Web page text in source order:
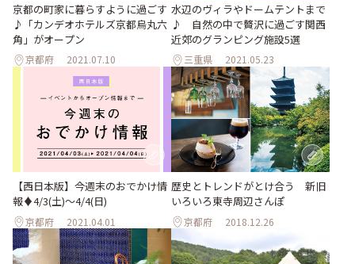
京都の町家に暮らすように過ごす
♪「カンデオホテルズ京都烏丸六
角」がオープン
京都府 2021.07.10
水辺のヴィラやドームテントまで
♪ 自然の中で贅沢に過ごす関西
近郊のグランピング施設5選
三重県 2021.05.23
【西日本版】今週末のおでかけ情
報♦︎4/3(土)〜4/4(日)
京都府 2021.04.01
歴史とトレンドがとけ合う 新旧
いろいろ東寺周辺さんぽ
京都府 2018.12.26